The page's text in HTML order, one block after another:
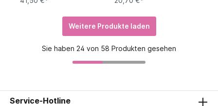
Weitere Produkte laden
Sie haben 24 von 58 Produkten gesehen
Service-Hotline